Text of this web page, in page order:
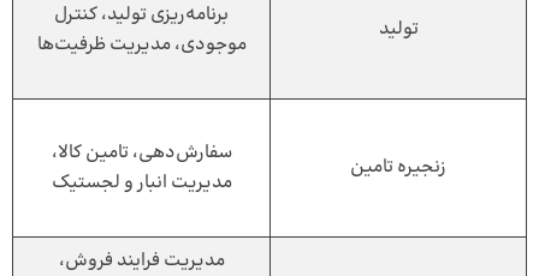
تولید
برنامه‌ریزی تولید، کنترل
موجودی، مدیریت ظرفیت‌ها
زنجیره تامین
سفارش‌دهی، تامین کالا،
مدیریت انبار و لجستیک
مدیریت فرایند فروش،